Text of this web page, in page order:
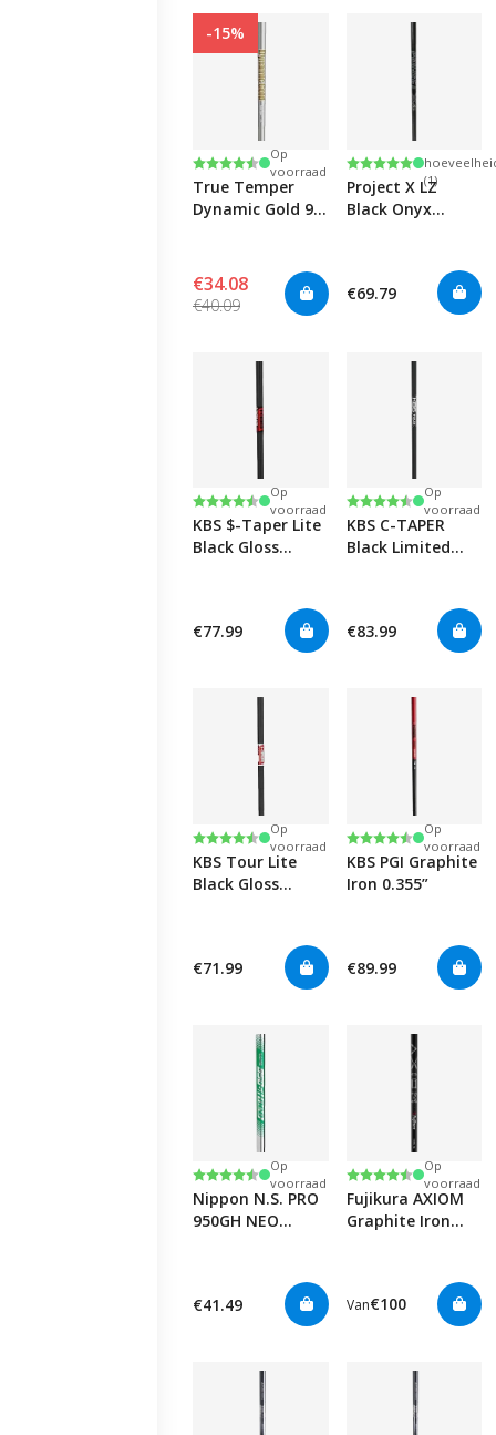
-15%
Beoordeling:
4.6 uit 5 sterren
Op
voorraad
True Temper
Dynamic Gold 95
€34.08
€40.09
Beoordeling:
5.0 uit 5 sterren
(1)
Project X LZ
Black Onyx
€69.79
Beoordeling:
4.5 uit 5 sterren
Op
voorraad
KBS $-Taper Lite
Black Gloss
€77.99
Beoordeling:
4.5 uit 5 sterren
Op
voorraad
KBS C-TAPER
Black Limited
€83.99
Beoordeling:
4.6 uit 5 sterren
Op
voorraad
KBS Tour Lite
Black Gloss
€71.99
Beoordeling:
4.7 uit 5 sterren
Op
voorraad
KBS PGI Graphite
Iron 0.355”
€89.99
Beoordeling:
4.6 uit 5 sterren
Op
voorraad
Nippon N.S. PRO
950GH NEO
€41.49
Beoordeling:
4.9 uit 5 sterren
Op
voorraad
Fujikura AXIOM
Graphite Iron
Van€100